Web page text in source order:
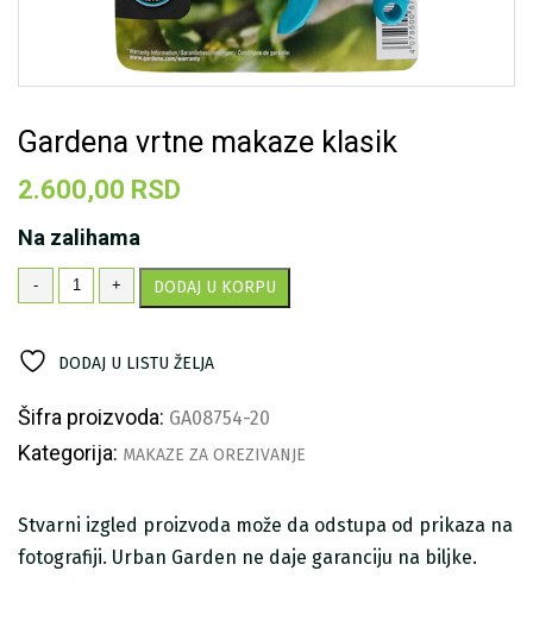
Gardena vrtne makaze klasik
2.600,00 RSD
Na zalihama
-
Gardena
vrtne
količina
+ DODAJ U KORPU
DODAJ U LISTU ŽELJA
Šifra proizvoda: GA08754-20
Kategorija: MAKAZE ZA OREZIVANJE
Stvarni izgled proizvoda može da odstupa od prikaza na
fotografiji. Urban Garden ne daje garanciju na biljke.